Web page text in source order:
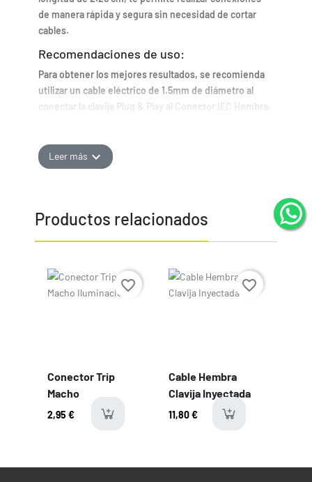
de manera rápida y segura sin necesidad de cortar
cables.
Recomendaciones de uso:
Para obtener los mejores resultados, se recomienda
utilizar un cable eléctrico de 1.5mm de diámetro al
conectar la clavija Plug & Play al Conector IEC Hembra.
Facilita las conexiones eléctricas en el cultivo.
Ahorra tiempo y evita la necesidad de cortar cables.
Color: Negro
Leer más expand_more
Productos relacionados
Precio
Conector Trip
Macho
2,95 € available
favorite_border Precio
Cable Hembra
Clavija Inyectada
11,80 €
favorite_border